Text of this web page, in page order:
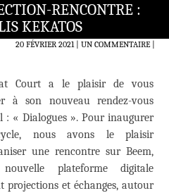
RENCONTRE :
KEKATOS
20 FÉVRIER 2021 UN COMMENTAIRE|
Court a le plaisir de vous
à son nouveau rendez-vous
: « Dialogues ». Pour inaugurer
nous avons le plaisir
une rencontre sur Beem,
plateforme digitale
projections et échanges, autour